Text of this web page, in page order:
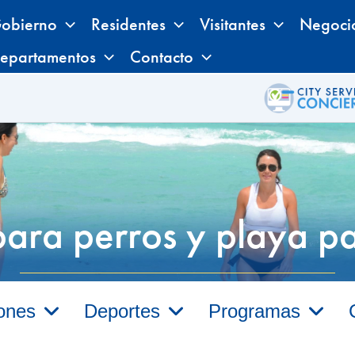
Residentes Visitantes
Contacto
perros y playa
Deportes Programas